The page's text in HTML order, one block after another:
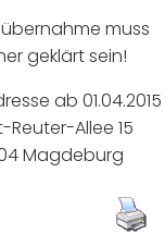
muss
geklärt sein!
ab 01.04.2015
Reuter-Allee 15
Magdeburg